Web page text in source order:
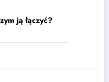
ją łączyć?